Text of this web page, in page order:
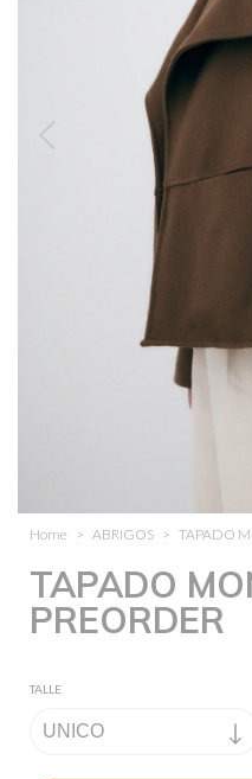
Home > ABRIGOS > TAPADO
TAPADO
PREORDER
TALLE